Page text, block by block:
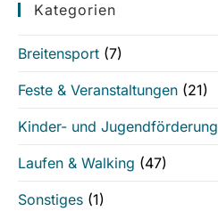
Kategorien
Breitensport (7)
Feste & Veranstaltungen (21)
Kinder- und Jugendförderung
Laufen & Walking (47)
Sonstiges (1)